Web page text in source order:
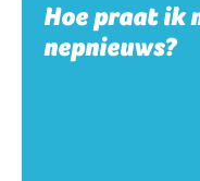
Hoe praat ik
nepnieuws?